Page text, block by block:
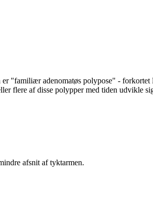
"familiær adenomatøs polypose" -
flere af disse polypper med tiden udvikle
afsnit af tyktarmen.